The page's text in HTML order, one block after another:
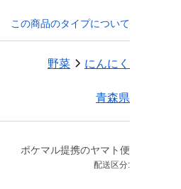
この商品のタイプについて
野菜 にんにく
青森県
ポケマル提携のヤマト便
配送区分: